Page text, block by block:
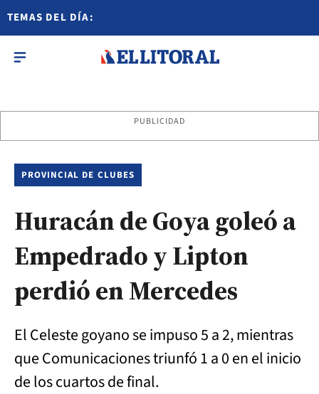
TEMAS DEL DÍA:
PUBLICIDAD
PROVINCIAL DE CLUBES
Huracán de Goya goleó a
Empedrado y Lipton
perdió en Mercedes
El Celeste goyano se impuso 5 a 2, mientras
que Comunicaciones triunfó 1 a 0 en el inicio
de los cuartos de final.